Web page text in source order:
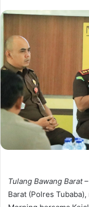
email
Tulang Bawang Barat–
Barat (Polres